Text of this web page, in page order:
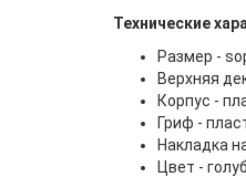
Технические
Размер -
Верхняя
Корпус -
Гриф -
Накладка
Цвет -